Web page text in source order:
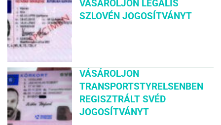
VÁSÁROLJON LEGÁLIS
SZLOVÉN JOGOSÍTVÁNYT
VÁSÁROLJON
TRANSPORTSTYRELSENBEN
REGISZTRÁLT SVÉD
JOGOSÍTVÁNYT